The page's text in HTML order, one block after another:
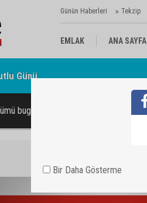
Günün Haberleri Tekzip
EMLAK ANA SAYFA
Ankara Kalkınma Ajansı'nda
bugün çözülecek
Bir Daha Gösterme